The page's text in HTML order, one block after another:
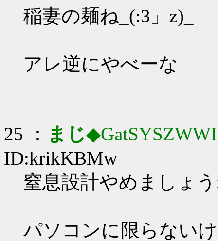
稲妻の麺ね_(:3」z)_
アレ逆にやべーな
25 ： まじ◆GatSYSZWWI
ID:krikKBMw
窒息設計やめましょ
パソコンに限らない